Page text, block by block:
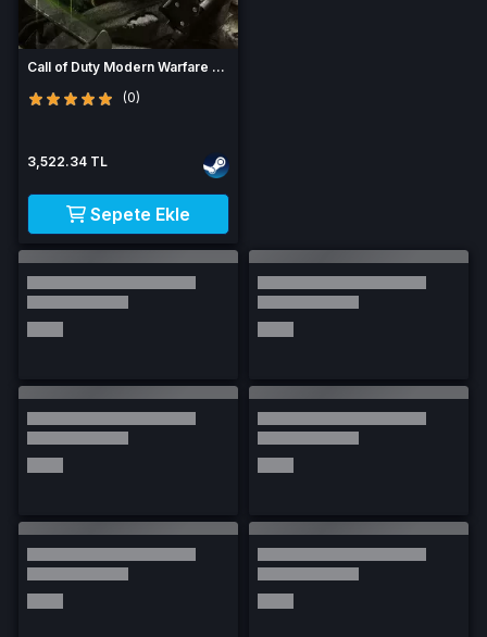
Call of Duty Modern Warfare 2
(0)
3,522.34 TL
Sepete Ekle